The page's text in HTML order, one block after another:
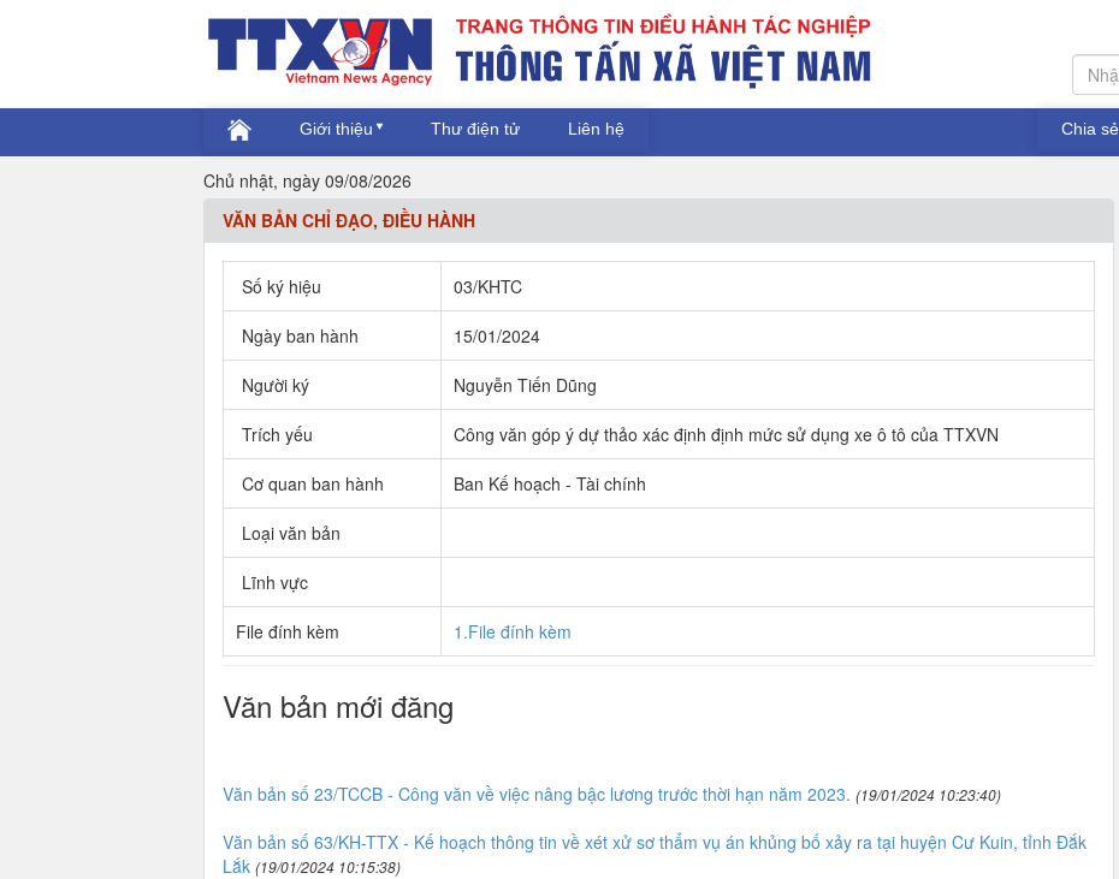
Giới thiệu Thư điện tử Liên hệ Chia sẻ
Chủ nhật, ngày 09/08/2026
VĂN BẢN CHỈ ĐẠO, ĐIỀU HÀNH
Số ký hiệu 03/KHTC
Ngày ban hành 15/01/2024
Người ký Nguyễn Tiến Dũng
Trích yếu Công văn góp ý dự thảo xác định định mức sử dụng xe ô tô của TTXVN
Cơ quan ban hành Ban Kế hoạch - Tài chính
Loại văn bản
Lĩnh vực
File đính kèm 1.File đính kèm
Văn bản mới đăng
Văn bản số 23/TCCB - Công văn về việc nâng bậc lương trước thời hạn năm 2023. (19/01/2024 10:23:40)
Văn bản số 63/KH-TTX - Kế hoạch thông tin về xét xử sơ thẩm vụ án khủng bố xảy ra tại huyện Cư Kuin, tỉnh Đắk
Lắk (19/01/2024 10:15:38)